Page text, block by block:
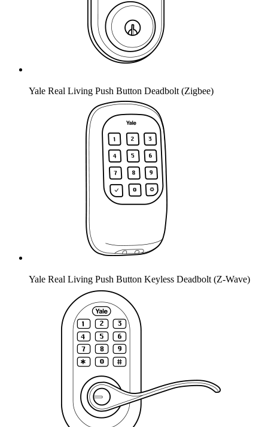
Yale Real Living Push Button Deadbolt (Zigbee)
Yale Real Living Push Button Keyless Deadbolt (Z-Wave)